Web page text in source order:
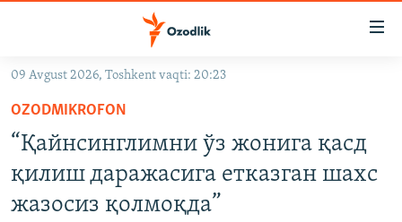
Асосий
навигацияга
ўтинг
Қидиришга
ўтинг
OZODVIDEO
OZODARXIV
На русском
09 Avgust 2026, Toshkent vaqti: 20:23
OZODMIKROFON
“Қайнсинглимни ўз жонига қасд
қилиш даражасига етказган шахс
жазоcиз қолмоқда”